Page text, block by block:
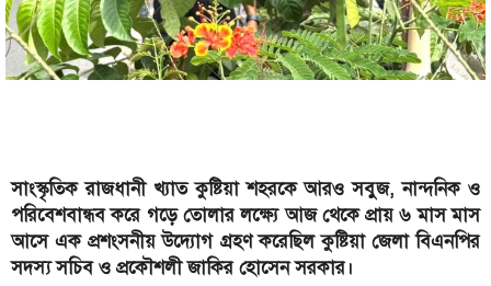
সাংস্কৃতিক রাজধানী খ্যাত কুষ্টিয়া শহরকে আরও সবুজ, নান্দনিক ও
পরিবেশবান্ধব করে গড়ে তোলার লক্ষ্যে আজ থেকে প্রায় ৬ মাস মাস
আসে এক প্রশংসনীয় উদ্যোগ গ্রহণ করেছিল কুষ্টিয়া জেলা বিএনপির
সদস্য সচিব ও প্রকৌশলী জাকির হোসেন সরকার।